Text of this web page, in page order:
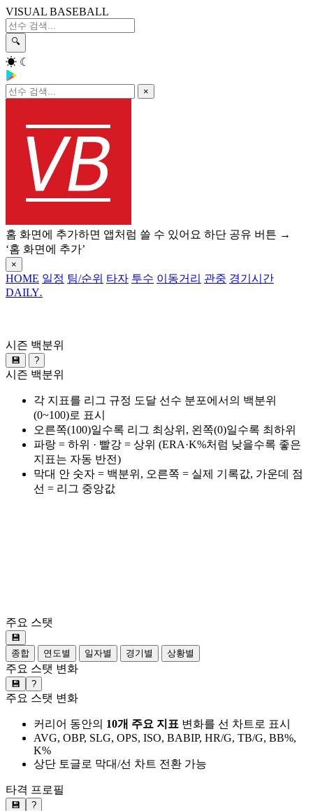
VISUAL BASEBALL
🔍
☀ ☾
×
홈 화면에 추가하면 앱처럼 쓸 수 있어요 하단 공유 버튼 →
‘홈 화면에 추가’
×
HOME 일정 팀/순위 타자 투수 이동거리 관중 경기시간
DAILY.
시즌 백분위
💾 ?
시즌 백분위
각 지표를 리그 규정 도달 선수 분포에서의 백분위
(0~100)로 표시
오른쪽(100)일수록 리그 최상위, 왼쪽(0)일수록 최하위
파랑 = 하위 · 빨강 = 상위 (ERA·K%처럼 낮을수록 좋은
지표는 자동 반전)
막대 안 숫자 = 백분위, 오른쪽 = 실제 기록값, 가운데 점
선 = 리그 중앙값
주요 스탯
💾
종합
연도별 일자별 경기별 상황별
주요 스탯 변화
💾 ?
주요 스탯 변화
커리어 동안의 10개 주요 지표 변화를 선 차트로 표시
AVG, OBP, SLG, OPS, ISO, BABIP, HR/G, TB/G, BB%,
K%
상단 토글로 막대/선 차트 전환 가능
타격 프로필
💾 ?